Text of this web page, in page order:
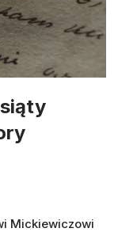
Mickiewiczowi